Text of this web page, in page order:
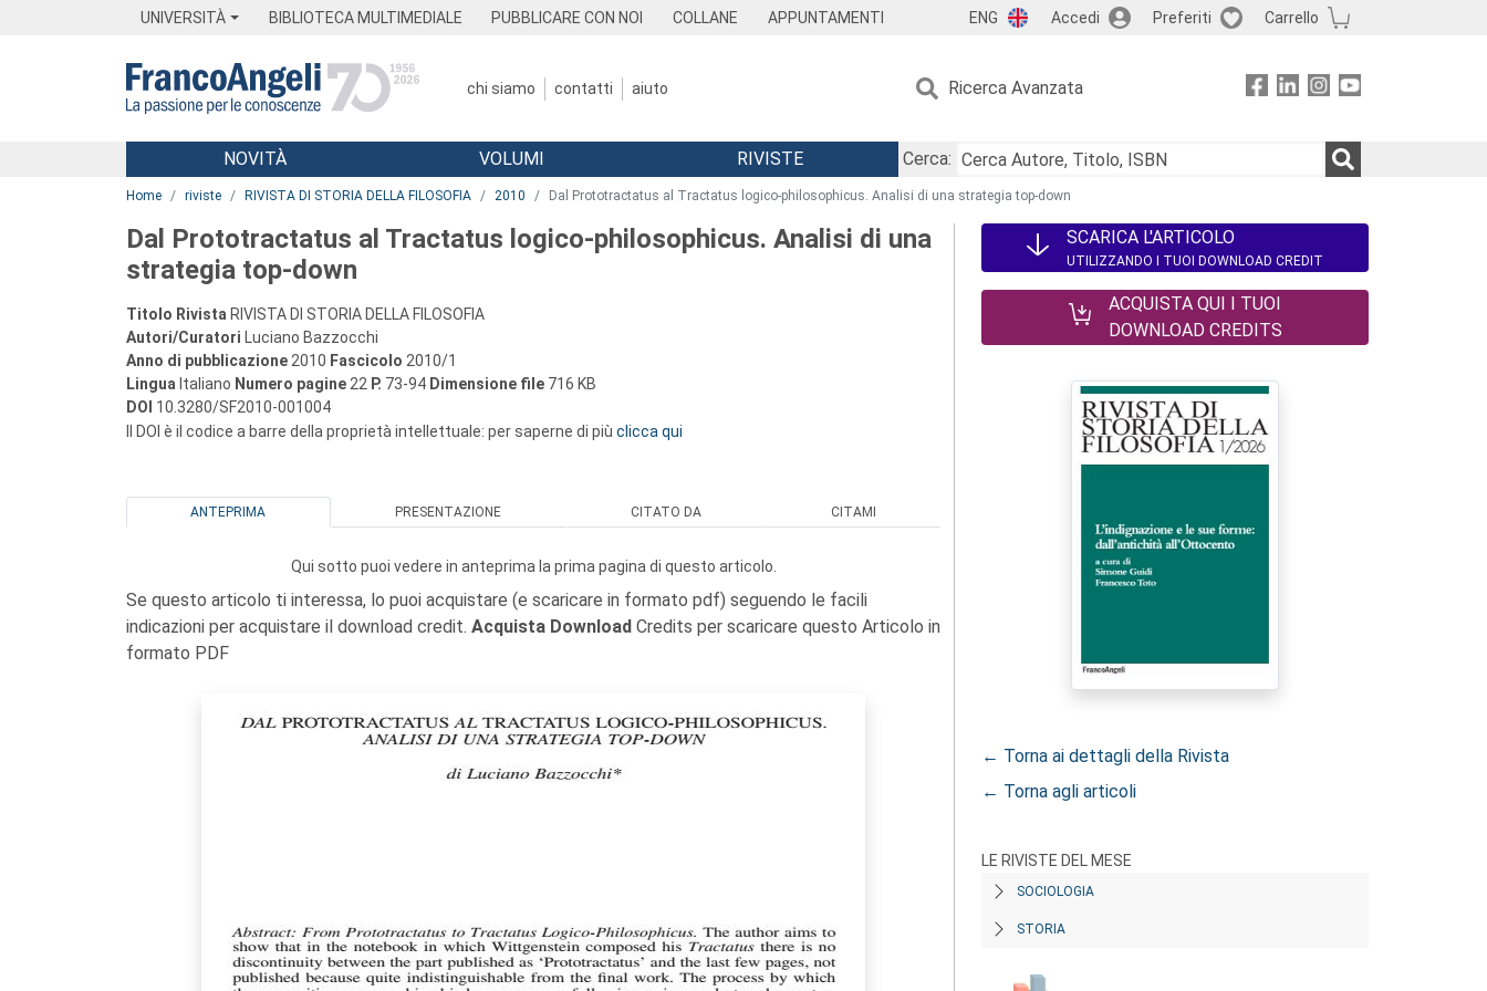
UNIVERSITÀ BIBLIOTECA MULTIMEDIALE PUBBLICARE CON NOI COLLANE APPUNTAMENTI ENG Accedi Preferiti Carrello
chi siamo contatti aiuto Ricerca Avanzata
Menu
NOVITÀ VOLUMI RIVISTE
Cerca:
Home riviste RIVISTA DI STORIA DELLA FILOSOFIA 2010 Dal Prototractatus al Tractatus logico-philosophicus. Analisi di una strategia top-down
Dal Prototractatus al Tractatus logico-philosophicus. Analisi di una
strategia top-down
Titolo Rivista RIVISTA DI STORIA DELLA FILOSOFIA
Autori/Curatori Luciano Bazzocchi
Anno di pubblicazione 2010 Fascicolo 2010/1
Lingua Italiano Numero pagine 22 P. 73-94 Dimensione file 716 KB
DOI 10.3280/SF2010-001004
Il DOI è il codice a barre della proprietà intellettuale: per saperne di più clicca qui
ANTEPRIMA PRESENTAZIONE CITATO DA CITAMI
Qui sotto puoi vedere in anteprima la prima pagina di questo articolo.
Se questo articolo ti interessa, lo puoi acquistare (e scaricare in formato pdf) seguendo le facili
indicazioni per acquistare il download credit. Acquista Download Credits per scaricare questo Articolo in
formato PDF
SCARICA L'ARTICOLO
UTILIZZANDO I TUOI DOWNLOAD CREDIT
ACQUISTA QUI I TUOI
DOWNLOAD CREDITS
← Torna ai dettagli della Rivista
← Torna agli articoli
LE RIVISTE DEL MESE
SOCIOLOGIA
STORIA